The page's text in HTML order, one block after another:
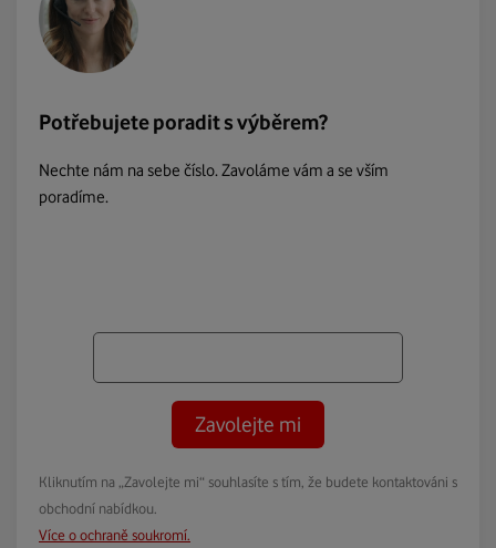
Potřebujete poradit s výběrem?
Nechte nám na sebe číslo. Zavoláme vám a se vším
poradíme.
Zavolejte mi
Kliknutím na „Zavolejte mi“ souhlasíte s tím, že budete kontaktováni s
obchodní nabídkou.
Více o ochraně soukromí.